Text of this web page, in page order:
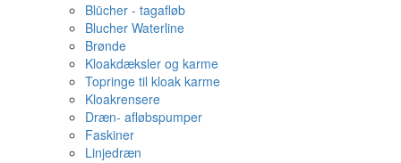
Blücher - tagafløb
Blucher Waterline
Brønde
Kloakdæksler og karme
Topringe til kloak karme
Kloakrensere
Dræn- afløbspumper
Faskiner
Linjedræn